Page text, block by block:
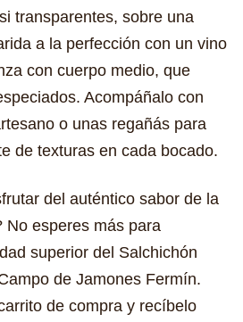
transparentes, sobre una
a la perfección con un vino
con cuerpo medio, que
Acompáñalo con
o unas regañás para
de texturas en cada bocado.
del auténtico sabor de la
No esperes más para
superior del Salchichón
de Jamones Fermín.
de compra y recíbelo